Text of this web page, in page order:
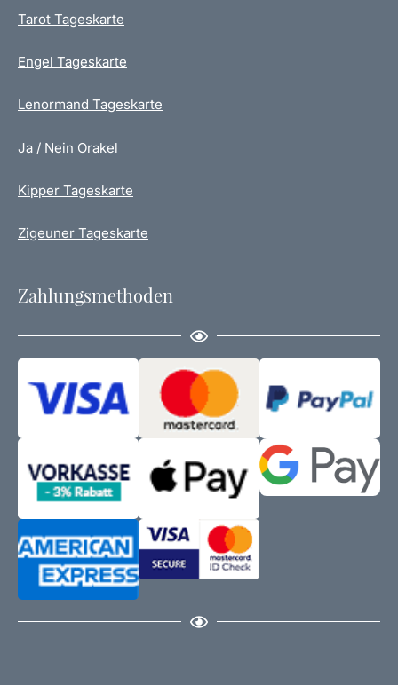
Tarot Tageskarte
Engel Tageskarte
Lenormand Tageskarte
Ja / Nein Orakel
Kipper Tageskarte
Zigeuner Tageskarte
Zahlungsmethoden